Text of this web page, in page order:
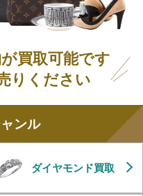
買取可能です
りください
ンル
ダイヤモンド買取